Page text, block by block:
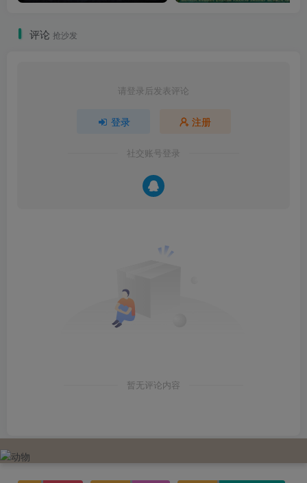
评论 抢沙发
请登录后发表评论
登录 注册
社交账号登录
暂无评论内容